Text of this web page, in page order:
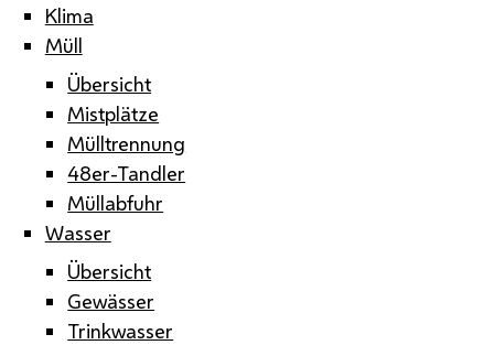
Klima
Müll
Übersicht
Mistplätze
Mülltrennung
48er-Tandler
Müllabfuhr
Wasser
Übersicht
Gewässer
Trinkwasser